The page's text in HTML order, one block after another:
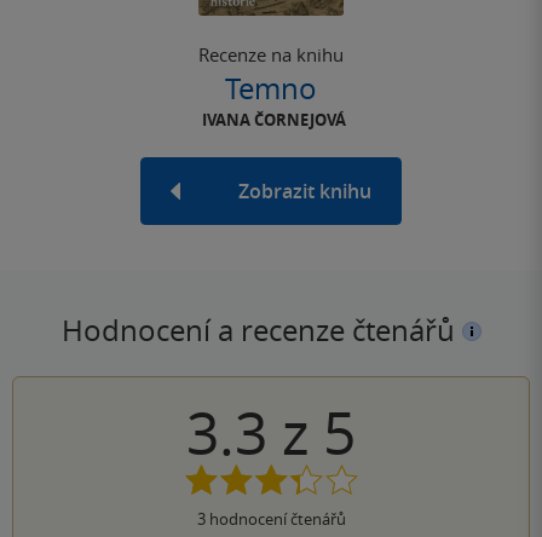
Recenze na knihu
Temno
IVANA ČORNEJOVÁ
Zobrazit knihu
Hodnocení a recenze čtenářů
3.3 z 5
3hodnocení čtenářů